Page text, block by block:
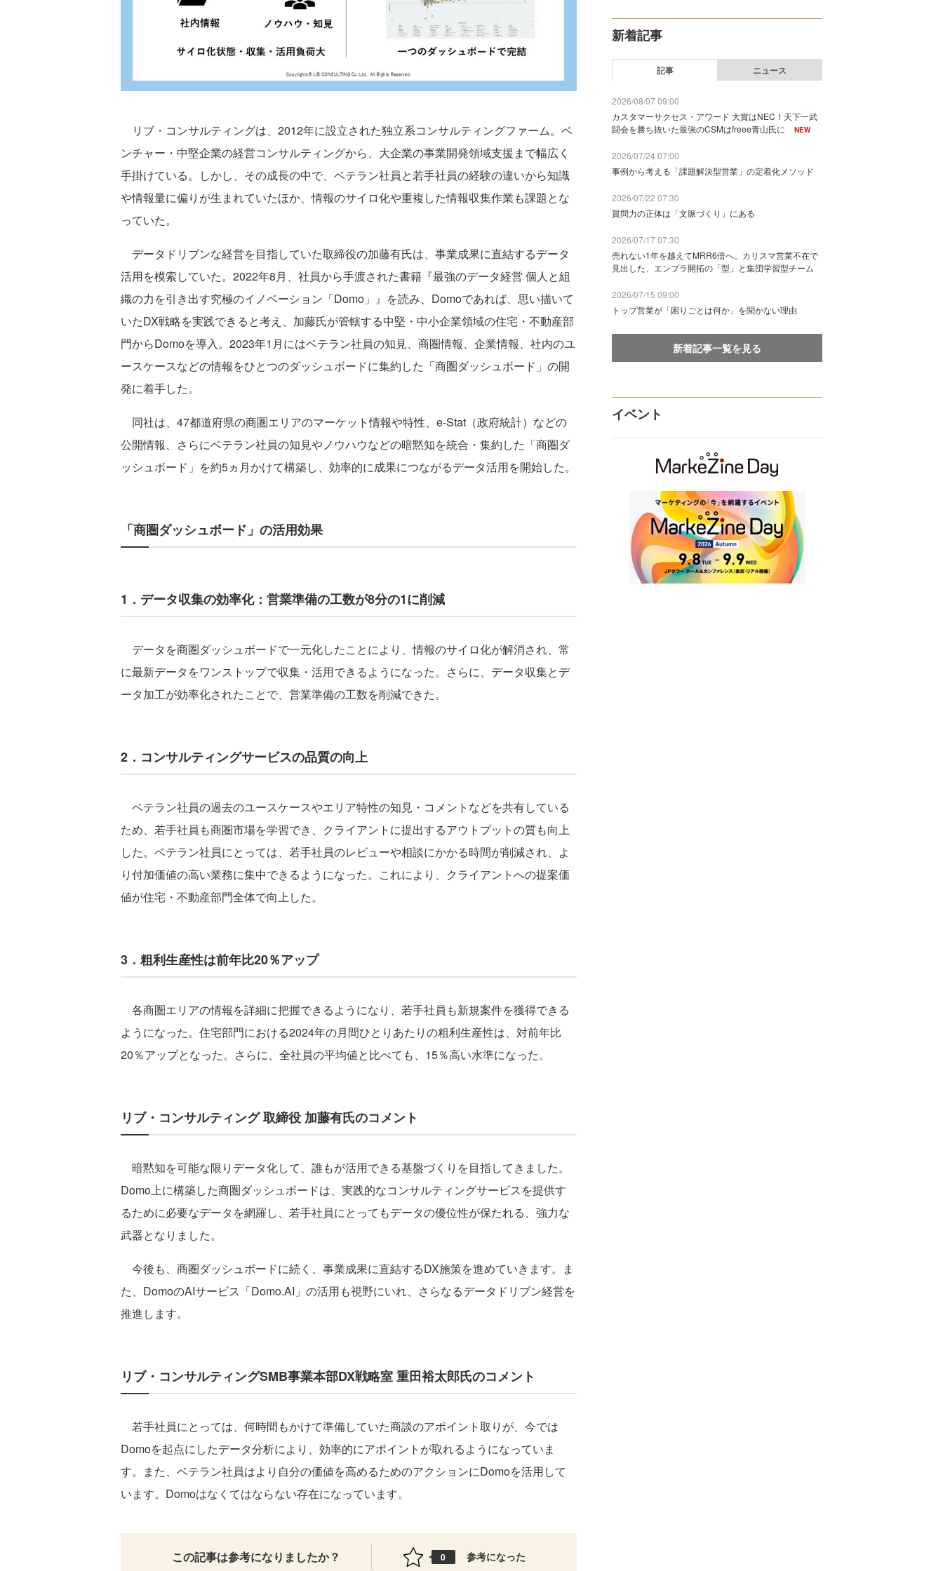
リブ・コンサルティングは、2012年に設立された独立系コンサルティングファーム。ベ
ンチャー・中堅企業の経営コンサルティングから、大企業の事業開発領域支援まで幅広く
手掛けている。しかし、その成長の中で、ベテラン社員と若手社員の経験の違いから知識
や情報量に偏りが生まれていたほか、情報のサイロ化や重複した情報収集作業も課題とな
っていた。
データドリブンな経営を目指していた取締役の加藤有氏は、事業成果に直結するデータ
活用を模索していた。2022年8月、社員から手渡された書籍『最強のデータ経営 個人と組
織の力を引き出す究極のイノベーション「Domo」』を読み、Domoであれば、思い描いて
いたDX戦略を実践できると考え、加藤氏が管轄する中堅・中小企業領域の住宅・不動産部
門からDomoを導入。2023年1月にはベテラン社員の知見、商圏情報、企業情報、社内のユ
ースケースなどの情報をひとつのダッシュボードに集約した「商圏ダッシュボード」の開
発に着手した。
同社は、47都道府県の商圏エリアのマーケット情報や特性、e-Stat（政府統計）などの
公開情報、さらにベテラン社員の知見やノウハウなどの暗黙知を統合・集約した「商圏ダ
ッシュボード」を約5ヵ月かけて構築し、効率的に成果につながるデータ活用を開始した。
「商圏ダッシュボード」の活用効果
1．データ収集の効率化：営業準備の工数が8分の1に削減
データを商圏ダッシュボードで一元化したことにより、情報のサイロ化が解消され、常
に最新データをワンストップで収集・活用できるようになった。さらに、データ収集とデ
ータ加工が効率化されたことで、営業準備の工数を削減できた。
2．コンサルティングサービスの品質の向上
ベテラン社員の過去のユースケースやエリア特性の知見・コメントなどを共有している
ため、若手社員も商圏市場を学習でき、クライアントに提出するアウトプットの質も向上
した。ベテラン社員にとっては、若手社員のレビューや相談にかかる時間が削減され、よ
り付加価値の高い業務に集中できるようになった。これにより、クライアントへの提案価
値が住宅・不動産部門全体で向上した。
3．粗利生産性は前年比20％アップ
各商圏エリアの情報を詳細に把握できるようになり、若手社員も新規案件を獲得できる
ようになった。住宅部門における2024年の月間ひとりあたりの粗利生産性は、対前年比
20％アップとなった。さらに、全社員の平均値と比べても、15％高い水準になった。
リブ・コンサルティング 取締役 加藤有氏のコメント
暗黙知を可能な限りデータ化して、誰もが活用できる基盤づくりを目指してきました。
Domo上に構築した商圏ダッシュボードは、実践的なコンサルティングサービスを提供す
るために必要なデータを網羅し、若手社員にとってもデータの優位性が保たれる、強力な
武器となりました。
今後も、商圏ダッシュボードに続く、事業成果に直結するDX施策を進めていきます。ま
た、DomoのAIサービス「Domo.AI」の活用も視野にいれ、さらなるデータドリブン経営を
推進します。
リブ・コンサルティングSMB事業本部DX戦略室 重田裕太郎氏のコメント
若手社員にとっては、何時間もかけて準備していた商談のアポイント取りが、今では
Domoを起点にしたデータ分析により、効率的にアポイントが取れるようになっていま
す。また、ベテラン社員はより自分の価値を高めるためのアクションにDomoを活用して
います。Domoはなくてはならない存在になっています。
この記事は参考になりましたか？ 0 参考になった
新着記事
記事 ニュース
2026/08/07 09:00
カスタマーサクセス・アワード 大賞はNEC！天下一武
闘会を勝ち抜いた最強のCSMはfreee青山氏に
NEW
2026/07/24 07:00
事例から考える「課題解決型営業」の定着化メソッド
2026/07/22 07:30
質問力の正体は「文脈づくり」にある
2026/07/17 07:30
売れない1年を越えてMRR6倍へ。カリスマ営業不在で
見出した、エンプラ開拓の「型」と集団学習型チーム
2026/07/15 09:00
トップ営業が「困りごとは何か」を聞かない理由
新着記事一覧を見る
イベント